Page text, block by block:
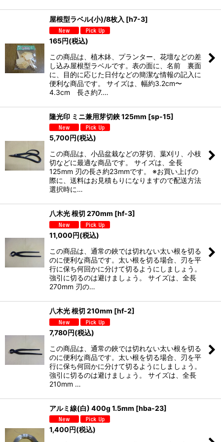
屋根型ラベル(小)/8枚入 [h7-3]
165円(税込)
この商品は、植木鉢、プランター、花壇などの差
し込み屋根型ラベルです。表の面に、名前 裏面
に、目的に応じた日付などの簡潔な情報の記入に
便利な商品です。 サイズは、幅約3.2cm〜
4.3cm 長さ約7.…
隆光印 ミニ兼用芽切鋏 125mm [sp-15]
5,700円(税込)
この商品は、小品盆栽などの芽切、葉刈リ、小枝
切などに最適な商品です。 サイズは、全長
125mm 刃の長さ約23mmです。 ※お買い上げの
際に、送料はお見積もりになりますので配送方法
選択時に…
八木光 根切 270mm [hf-3]
11,000円(税込)
この商品は、通常の鋏では切れない太い根を切る
のに便利な商品です。太い根を切る場合、刃を平
行に保ち何回かに分けて切るようにしましょう。
強引に切るのは避けましょう。 サイズは、全長
270mm 刃の…
八木光 根切 210mm [hf-2]
7,780円(税込)
この商品は、通常の鋏では切れない太い根を切る
のに便利な商品です。太い根を切る場合、刃を平
行に保ち何回かに分けて切るようにしましょう。
強引に切るのは避けましょう。 サイズは、全長
210mm …
アルミ線(白) 400g 1.5mm [hba-23]
1,400 円(税込)